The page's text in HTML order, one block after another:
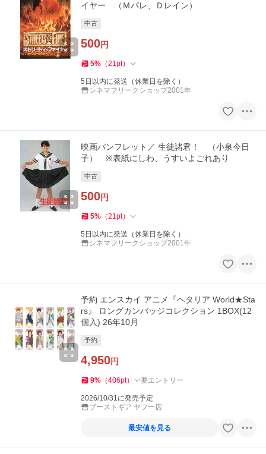
イヤー （Ｍパレ、Ｄレイン）
中古
500円
5% （21pt）
5日以内に発送（休業日を除く）
シネマフリークショップ2001年
映画パンフレット／ 生徒諸君！ （小泉今日
子） ※表紙にしわ、うすいよごれあり
中古
500円
5% （21pt）
5日以内に発送（休業日を除く）
シネマフリークショップ2001年
予約 エンスカイ アニメ『ヘタリア World★Sta
rs』 ロングカンバッジコレクション 1BOX(12
個入) 26年10月
予約
4,950円
9% （406pt） 要エントリー
2026/10/31に発売予定
ブーストギア ヤフー店
最安値を見る